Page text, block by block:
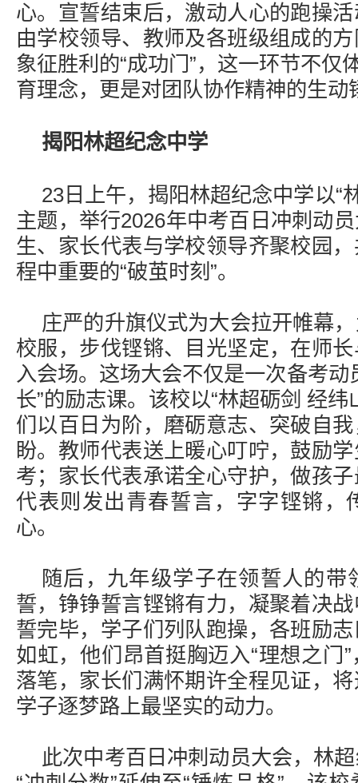
心。宣誓结束后，激动人心的跑操
由学校领导、教师及各班级组成的
象征胜利的“成功门”，这一环节不仅
育理念，更是对团队协作精神的生动
揭阳林超纪念中学
23日上午，揭阳林超纪念中学以“
主题，举行2026年中考百日冲刺动
生、家长代表与学校领导齐聚校园
程中重要的“破茧时刻”。
庄严的升旗仪式为大会拉开帷幕
校服，步伐铿锵、目光坚定，在师
入会场。这场大会不仅是一次备考动
长”的励志课。该校以“林超砺剑 经
们以百日为阶，磨砺意志、突破自
盼。教师代表送上暖心叮咛，鼓励
考；家长代表承诺全心守护，做孩
代表则发出青春誓言，字字铿锵，
心。
随后，九年级学子在领誓人的带
誓，铮铮誓言铿锵有力，凝聚着决
誓完毕，学子们列队跑操，各班励
如虹，他们昂首挺胸迈入“理想之门
落笔，家长们满怀期许全程见证，
学子逐梦路上最坚实的动力。
此次中考百日冲刺动员大会，林